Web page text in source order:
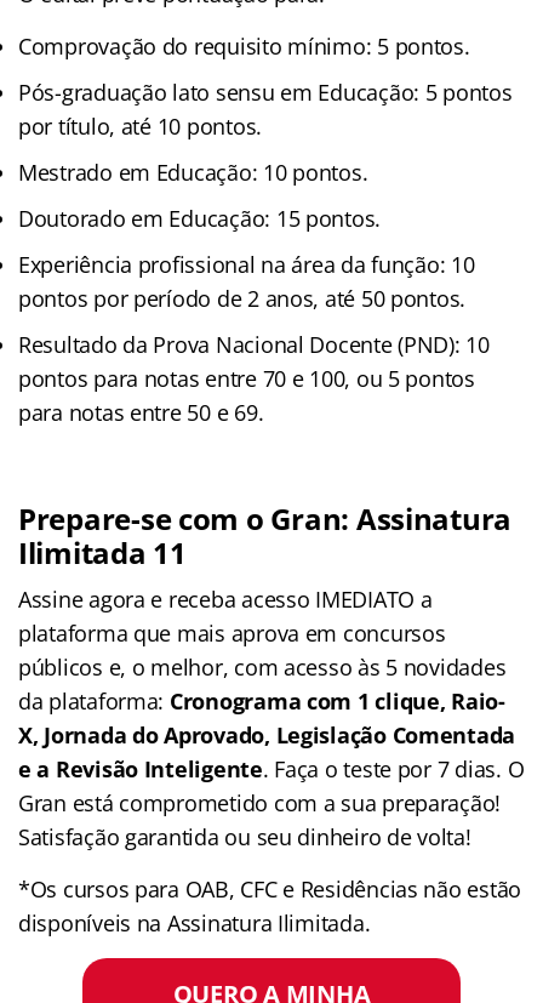
Comprovação do requisito mínimo: 5 pontos.
Pós-graduação lato sensu em Educação: 5 pontos
por título, até 10 pontos.
Mestrado em Educação: 10 pontos.
Doutorado em Educação: 15 pontos.
Experiência profissional na área da função: 10
pontos por período de 2 anos, até 50 pontos.
Resultado da Prova Nacional Docente (PND): 10
pontos para notas entre 70 e 100, ou 5 pontos
para notas entre 50 e 69.
Prepare-se com o Gran: Assinatura
Ilimitada 11
Assine agora e receba acesso IMEDIATO a
plataforma que mais aprova em concursos
públicos e, o melhor, com acesso às 5 novidades
da plataforma: Cronograma com 1 clique, Raio-
X, Jornada do Aprovado, Legislação Comentada
e a Revisão Inteligente. Faça o teste por 7 dias. O
Gran está comprometido com a sua preparação!
Satisfação garantida ou seu dinheiro de volta!
*Os cursos para OAB, CFC e Residências não estão
disponíveis na Assinatura Ilimitada.
QUERO A MINHA